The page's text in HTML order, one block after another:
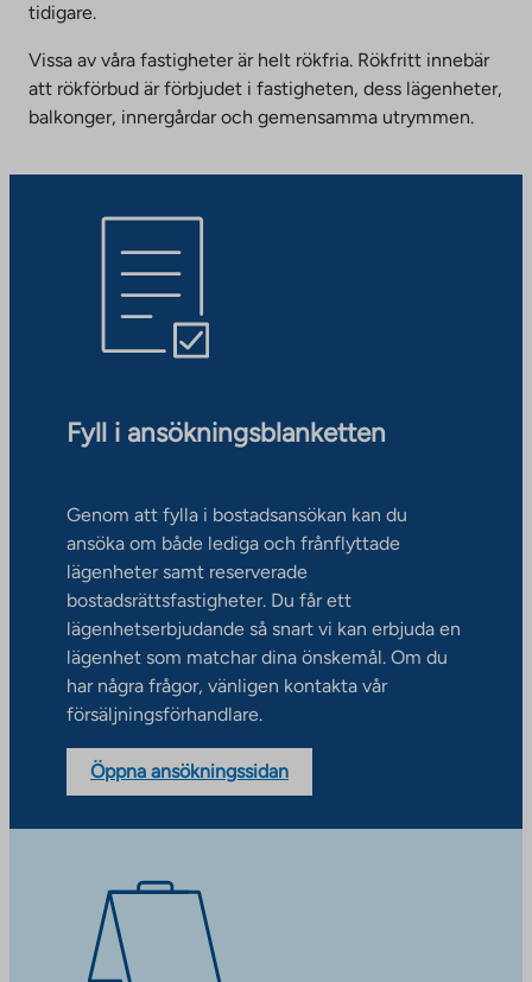
tidigare.
Vissa av våra fastigheter är helt rökfria. Rökfritt innebär
att rökförbud är förbjudet i fastigheten, dess lägenheter,
balkonger, innergårdar och gemensamma utrymmen.
Fyll i ansökningsblanketten
Genom att fylla i bostadsansökan kan du
ansöka om både lediga och frånflyttade
lägenheter samt reserverade
bostadsrättsfastigheter. Du får ett
lägenhetserbjudande så snart vi kan erbjuda en
lägenhet som matchar dina önskemål. Om du
har några frågor, vänligen kontakta vår
försäljningsförhandlare.
Öppna ansökningssidan